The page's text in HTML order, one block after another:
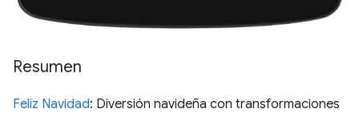
Resumen
Feliz Navidad: Diversión navideña con transformaciones